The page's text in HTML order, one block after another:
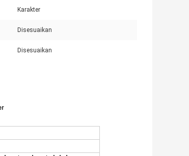
Karakter
Disesuaikan
Disesuaikan